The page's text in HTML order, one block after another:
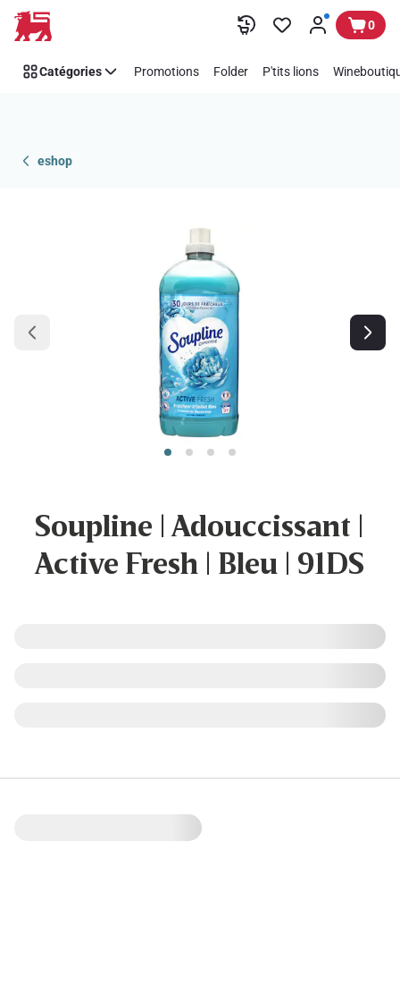
Passer 0
Catégories Promotions Folder P'tits lions
eshop
Soupline | Adouccissant |
Active Fresh | Bleu | 91DS